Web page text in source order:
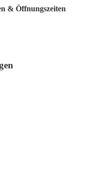
& Öffnungszeiten